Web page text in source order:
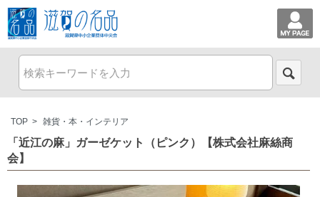
TOP > 雑貨・本・インテリア
「近江の麻」ガーゼケット（ピンク）【株式会社麻絲商
会】